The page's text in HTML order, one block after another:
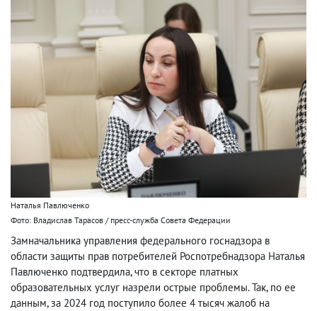
Наталья Павлюченко
Фото: Владислав Тарасов / пресс-служба Совета Федерации
Замначальника управления федерального госнадзора в
области защиты прав потребителей Роспотребнадзора Наталья
Павлюченко подтвердила, что в секторе платных
образовательных услуг назрели острые проблемы. Так, по ее
данным, за 2024 год поступило более 4 тысяч жалоб на